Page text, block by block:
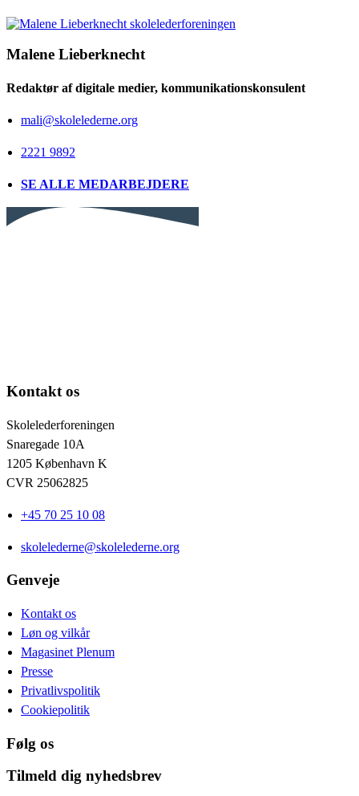
Malene Lieberknecht
Redaktør af digitale medier, kommunikationskonsulent
mali@skolelederne.org
2221 9892
SE ALLE MEDARBEJDERE
Kontakt os
Skolelederforeningen
Snaregade 10A
1205 København K
CVR 25062825
+45 70 25 10 08
skolelederne@skolelederne.org
Genveje
Kontakt os
Løn og vilkår
Magasinet Plenum
Presse
Privatlivspolitik
Cookiepolitik
Følg os
Tilmeld dig nyhedsbrev